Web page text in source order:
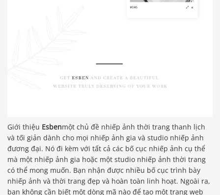
Giới thiệu Esbenmột chủ đề nhiếp ảnh thời trang thanh lịch
và tối giản dành cho mọi nhiếp ảnh gia và studio nhiếp ảnh
đương đại. Nó đi kèm với tất cả các bố cục nhiếp ảnh cụ thể
mà một nhiếp ảnh gia hoặc một studio nhiếp ảnh thời trang
có thể mong muốn. Bạn nhận được nhiều bố cục trình bày
nhiếp ảnh và thời trang đẹp và hoàn toàn linh hoạt. Ngoài ra,
bạn không cần biết một dòng mã nào để tạo một trang web